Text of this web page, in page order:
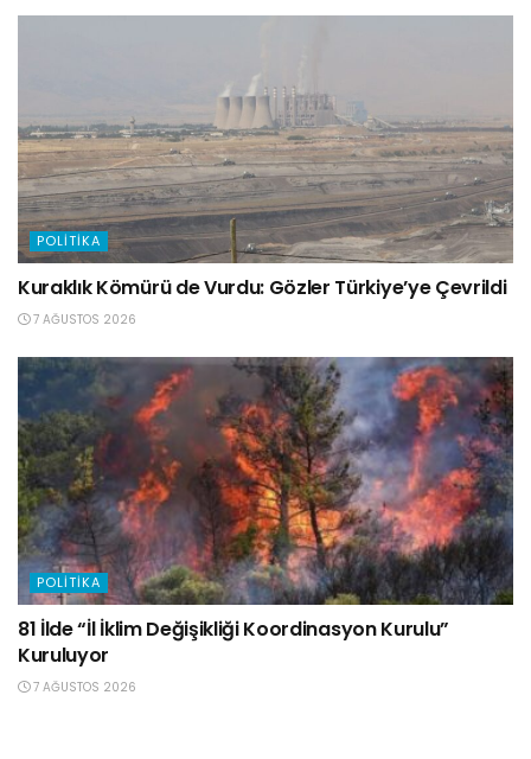
POLITIKA
Kuraklık Kömürü de Vurdu: Gözler Türkiye’ye Çevrildi
7 AĞUSTOS 2026
POLITIKA
81 İlde “İl İklim Değişikliği Koordinasyon Kurulu”
Kuruluyor
7 AĞUSTOS 2026